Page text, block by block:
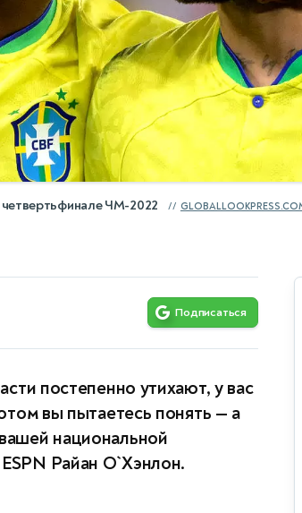
ЧМ-2022
Подписаться
постепенно утихают, у вас
вы пытаетесь понять — а
национальной
Райан О`Хэнлон.